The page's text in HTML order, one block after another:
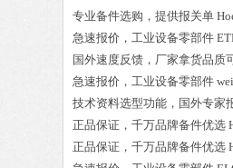
专业备件选购 ，提供报关单
急速报价， 工业设备零部件
国外速度反馈，厂家拿货品质
急速报价， 工业设备零部件
技术资料选型功能，国外专家
正品保证 ，千万品牌备件优选
正品保证 ，千万品牌备件优选